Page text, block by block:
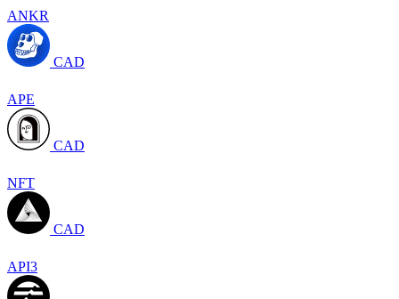
ANKR
CAD
APE
CAD
NFT
CAD
API3